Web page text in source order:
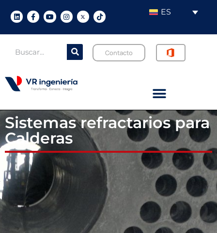
ES
Contacto
Sistemas refractarios para
Calderas